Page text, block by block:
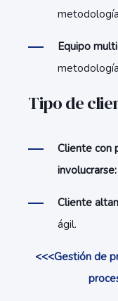
Equipo
Tipo de
Cliente con
involucrarse:
Cliente
ágil.
<<<Gestión de